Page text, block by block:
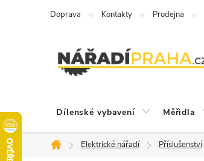
Doprava Kontakty Prodejna
Dílenské vybavení Měřidla
Domů
Elektrické nářadí Příslušenství